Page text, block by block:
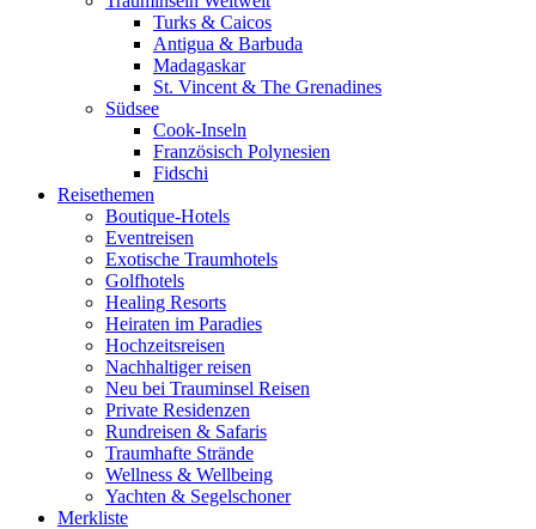
Turks & Caicos
Antigua & Barbuda
Madagaskar
St. Vincent & The Grenadines
Südsee
Cook-Inseln
Französisch Polynesien
Fidschi
Reisethemen
Boutique-Hotels
Eventreisen
Exotische Traumhotels
Golfhotels
Healing Resorts
Heiraten im Paradies
Hochzeitsreisen
Nachhaltiger reisen
Neu bei Trauminsel Reisen
Private Residenzen
Rundreisen & Safaris
Traumhafte Strände
Wellness & Wellbeing
Yachten & Segelschoner
Merkliste